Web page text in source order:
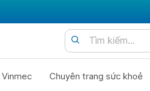
Chuyên trang sức khoẻ